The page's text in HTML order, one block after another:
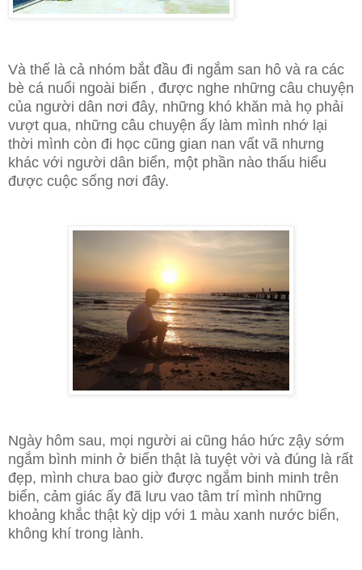
Và thế là cả nhóm bắt đầu đi ngắm san hô và ra các
bè cá nuổi ngoài biển , được nghe những câu chuyện
của người dân nơi đây, những khó khăn mà họ phải
vượt qua, những câu chuyện ấy làm mình nhớ lại
thời mình còn đi học cũng gian nan vất vã nhưng
khác với người dân biển, một phần nào thấu hiểu
được cuộc sống nơi đây.
Ngày hôm sau, mọi người ai cũng háo hức zậy sớm
ngắm bình minh ở biển thật là tuyệt vời và đúng là rất
đẹp, mình chưa bao giờ được ngắm binh minh trên
biển, cảm giác ấy đã lưu vao tâm trí mình những
khoảng khắc thật kỳ dịp với 1 màu xanh nước biển,
không khí trong lành.